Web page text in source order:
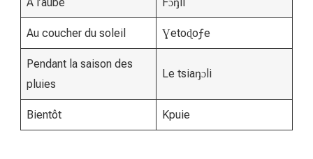
Au coucher du soleil Ɣetoɖoƒe
Pendant la saison des
pluies
Le tsiaŋɔli
Bientôt Kpuie